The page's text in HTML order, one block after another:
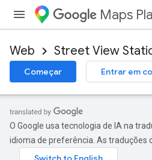
Maps
Web Street View
Começar Entrar em
O Google usa tecnologia de IA na
idioma de preferência. As traduções